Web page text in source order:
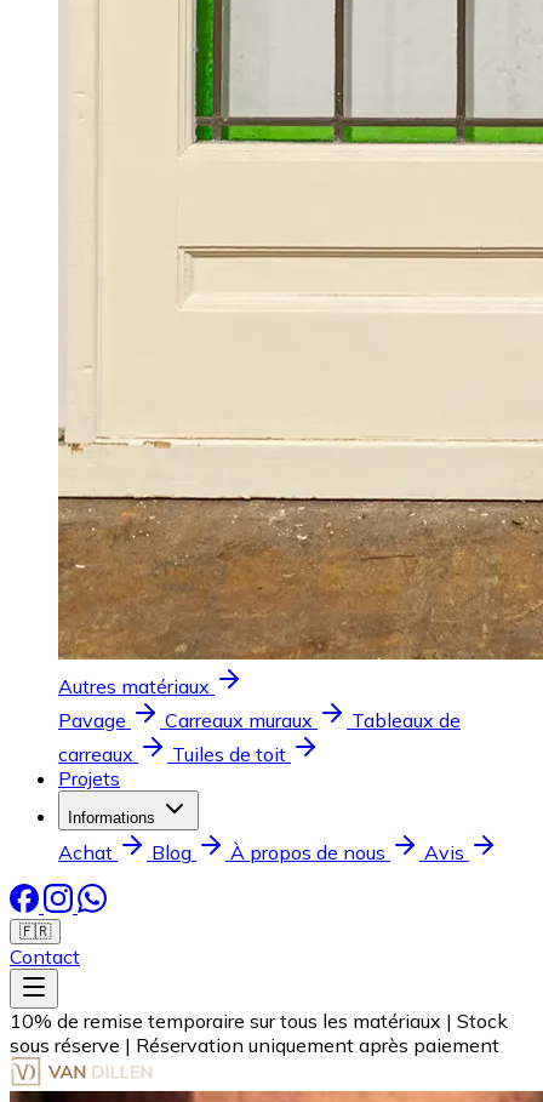
Autres matériaux
Pavage
Carreaux muraux
Tableaux de
carreaux
Tuiles de toit
Projets
Informations
Achat Blog À propos de nous Avis
🇫🇷
Contact
10% de remise temporaire sur tous les matériaux | Stock
sous réserve | Réservation uniquement après paiement